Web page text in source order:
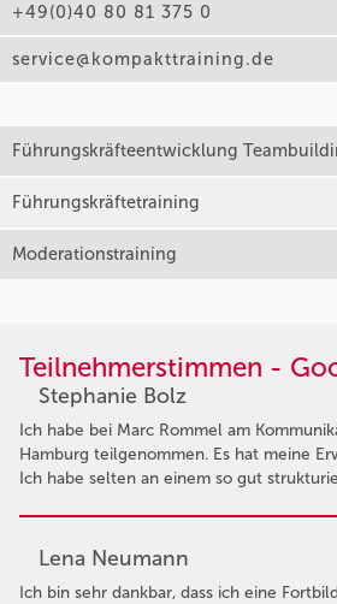
+49(0)40 80 81 375 0
service@kompakttraining.de
Führungskräfteentwicklung
Führungskräftetraining
Moderationstraining
Teilnehmerstimmen -
Stephanie Bolz
Ich habe bei Marc Rommel am
Hamburg teilgenommen. Es hat meine
Ich habe selten an einem so gut
Lena Neumann
Ich bin sehr dankbar, dass ich eine